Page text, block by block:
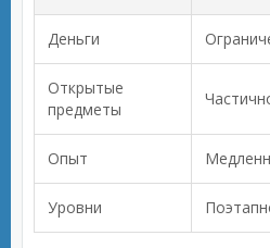
Деньги
Открытые
предметы
Опыт
Уровни